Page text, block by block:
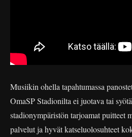
Musiikin ohella tapahtumassa
OmaSP Stadionilta ei juotava tai
stadionympäristön tarjoamat puitteet
palvelut ja hyvät katseluolosuhteet